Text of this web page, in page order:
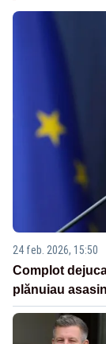
24 feb. 2026, 15:50
Complot
plănuiau